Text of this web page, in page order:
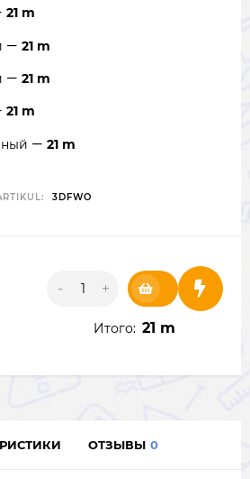
21 m
21 m
21 m
21 m
21 m
3DFWO
- +
Итого: 21 m
ОТЗЫВЫ 0